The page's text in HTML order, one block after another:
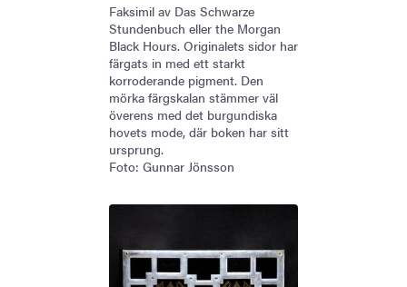
Faksimil av Das Schwarze
Stundenbuch eller the Morgan
Black Hours. Originalets sidor har
färgats in med ett starkt
korroderande pigment. Den
mörka färgskalan stämmer väl
överens med det burgundiska
hovets mode, där boken har sitt
ursprung.
Foto: Gunnar Jönsson